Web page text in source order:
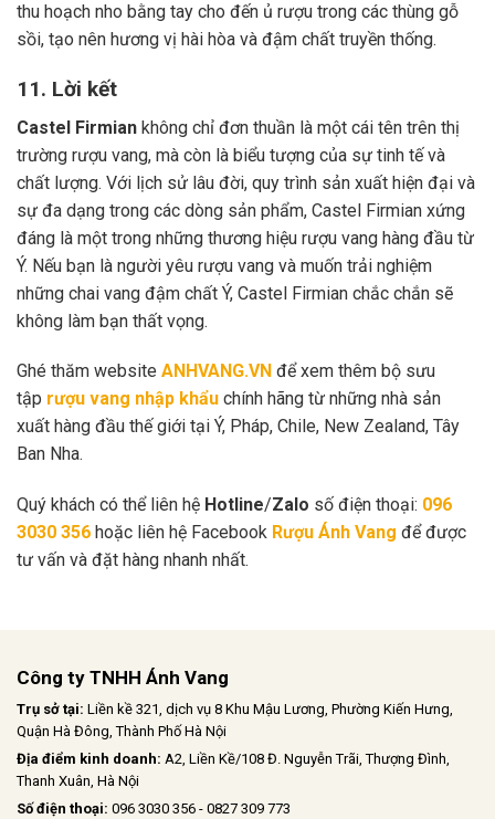
thu hoạch nho bằng tay cho đến ủ rượu trong các thùng gỗ
sồi, tạo nên hương vị hài hòa và đậm chất truyền thống.
11. Lời kết
Castel Firmian không chỉ đơn thuần là một cái tên trên thị
trường rượu vang, mà còn là biểu tượng của sự tinh tế và
chất lượng. Với lịch sử lâu đời, quy trình sản xuất hiện đại và
sự đa dạng trong các dòng sản phẩm, Castel Firmian xứng
đáng là một trong những thương hiệu rượu vang hàng đầu từ
Ý. Nếu bạn là người yêu rượu vang và muốn trải nghiệm
những chai vang đậm chất Ý, Castel Firmian chắc chắn sẽ
không làm bạn thất vọng.
Ghé thăm website ANHVANG.VN để xem thêm bộ sưu
tập rượu vang nhập khẩu chính hãng từ những nhà sản
xuất hàng đầu thế giới tại Ý, Pháp, Chile, New Zealand, Tây
Ban Nha.
Quý khách có thể liên hệ Hotline/Zalo số điện thoại: 096
3030 356 hoặc liên hệ Facebook Rượu Ánh Vang để được
tư vấn và đặt hàng nhanh nhất.
Công ty TNHH Ánh Vang
Trụ sở tại: Liền kề 321, dịch vụ 8 Khu Mậu Lương, Phường Kiến Hưng,
Quận Hà Đông, Thành Phố Hà Nội
Địa điểm kinh doanh: A2, Liền Kề/108 Đ. Nguyễn Trãi, Thượng Đình,
Thanh Xuân, Hà Nội
Số điện thoại: 096 3030 356 - 0827 309 773